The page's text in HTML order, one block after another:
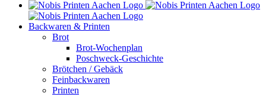
Backwaren & Printen
Brot
Brot-Wochenplan
Poschweck-Geschichte
Brötchen / Gebäck
Feinbackwaren
Printen